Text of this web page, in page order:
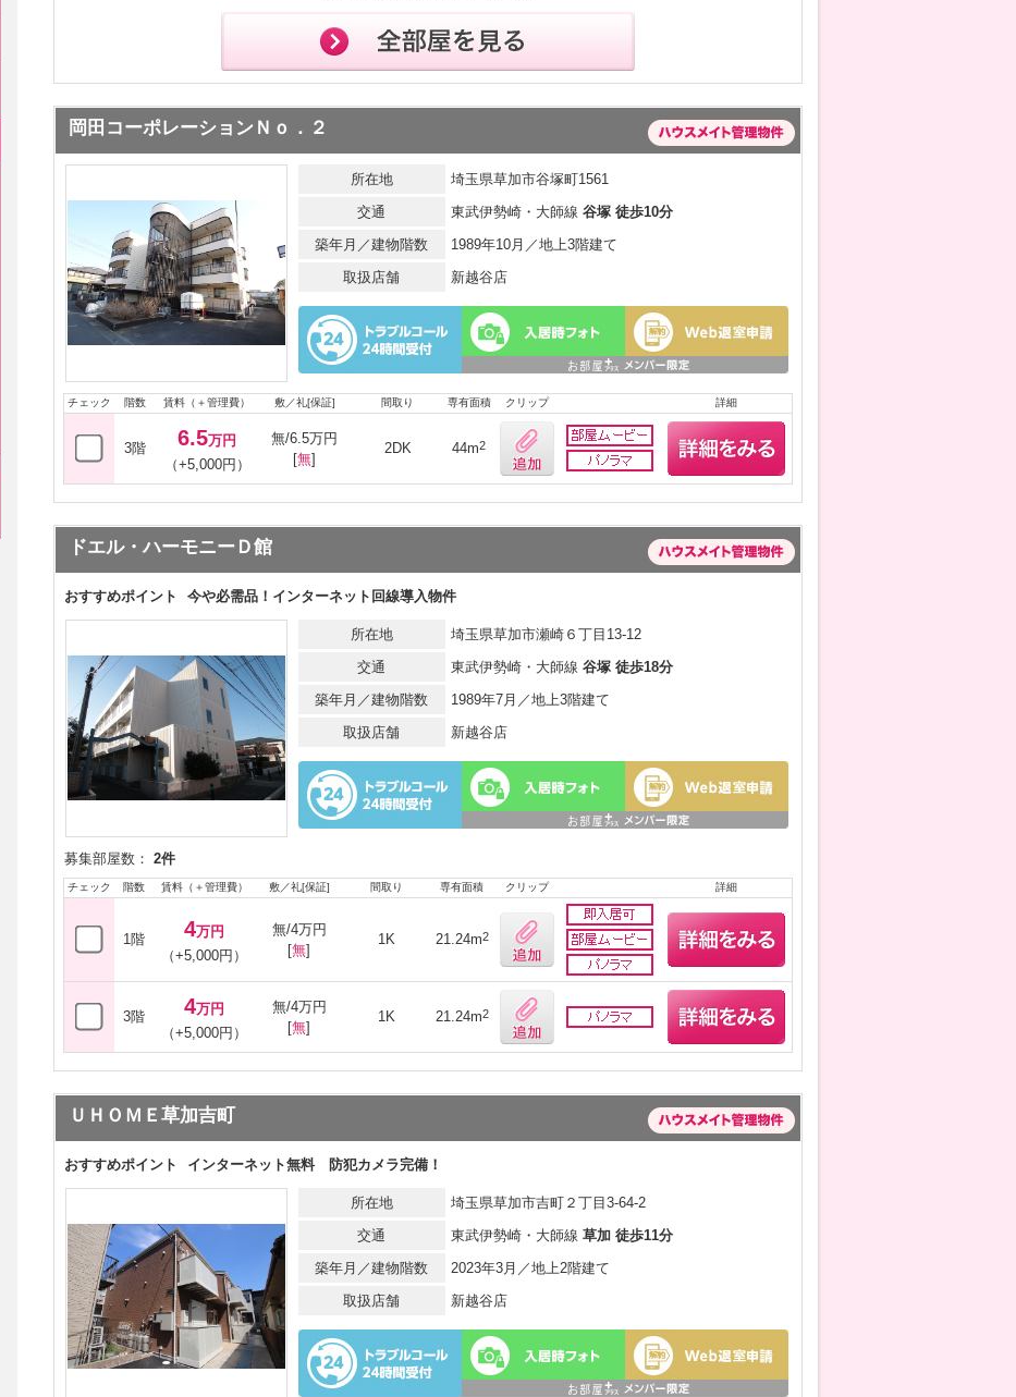
岡田コーポレーションＮｏ．２
所在地
埼玉県草加市谷塚町1561
交通
東武伊勢崎・大師線 谷塚 徒歩10分
築年月／建物階数
1989年10月／地上3階建て
取扱店舗
新越谷店
チェック 階数 賃料（＋管理費） 敷／礼[保証] 間取り 専有面積 クリップ 詳細
3階 6.5万円
（+5,000円）
無/6.5万円
[無]
2DK 44m2
ドエル・ハーモニーＤ館
おすすめポイント 今や必需品！インターネット回線導入物件
所在地
埼玉県草加市瀬崎６丁目13-12
交通
東武伊勢崎・大師線 谷塚 徒歩18分
築年月／建物階数
1989年7月／地上3階建て
取扱店舗
新越谷店
募集部屋数： 2件
チェック 階数 賃料（＋管理費） 敷／礼[保証] 間取り 専有面積 クリップ 詳細
1階 4万円
（+5,000円）
無/4万円
[無]
1K 21.24m2
3階 4万円
（+5,000円）
無/4万円
[無]
1K 21.24m2
ＵＨＯＭＥ草加吉町
おすすめポイント インターネット無料 防犯カメラ完備！
所在地
埼玉県草加市吉町２丁目3-64-2
交通
東武伊勢崎・大師線 草加 徒歩11分
築年月／建物階数
2023年3月／地上2階建て
取扱店舗
新越谷店